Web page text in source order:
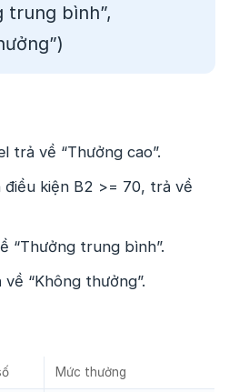
trung bình”,
trả về “Thưởng cao”.
kiện B2 >= 70, trả về
“Thưởng trung bình”.
“Không thưởng”.
Mức thưởng